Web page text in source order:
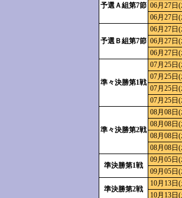
予選Ａ組第7節 06月27日
06月27日
予選Ｂ組第7節
06月27日
06月27日
06月27日
準々決勝第1戦
07月25日
07月25日
07月25日
07月25日
準々決勝第2戦
08月08日
08月08日
08月08日
08月08日
準決勝第1戦
09月05日
09月05日
準決勝第2戦
10月13日
10月13日